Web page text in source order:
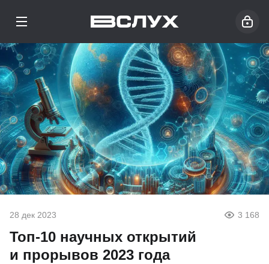
28 дек 2023 3 168
Топ-10 научных открытий
и прорывов 2023 года